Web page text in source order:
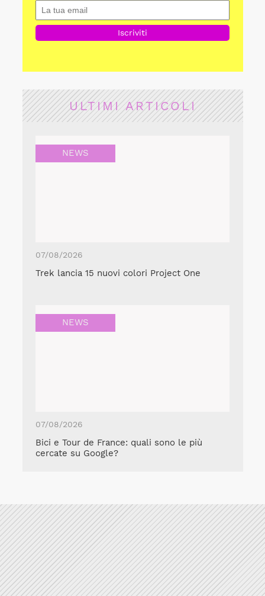
ULTIMI ARTICOLI
NEWS
07/08/2026
Trek lancia 15 nuovi colori Project One
NEWS
07/08/2026
Bici e Tour de France: quali sono le più
cercate su Google?